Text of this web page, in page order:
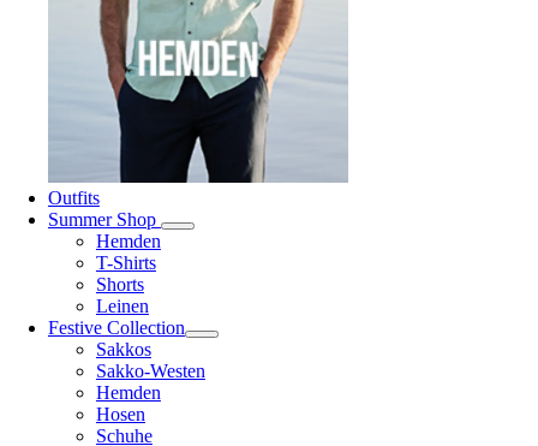
Outfits
Summer Shop
Hemden
T-Shirts
Shorts
Leinen
Festive Collection
Sakkos
Sakko-Westen
Hemden
Hosen
Schuhe